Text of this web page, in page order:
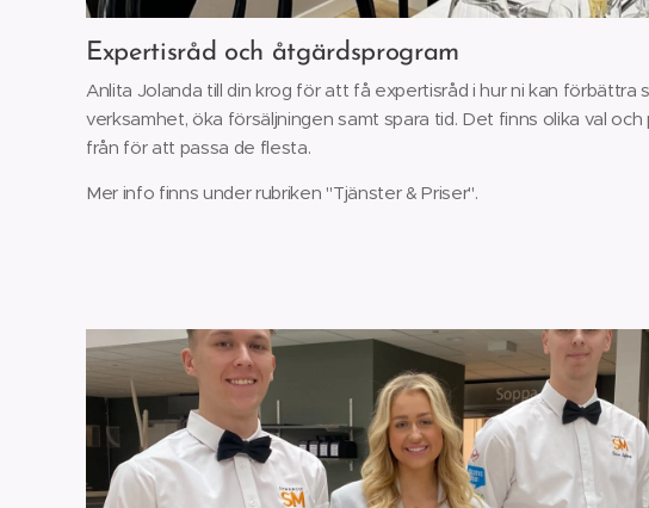
Expertisråd och åtgärdsprogram
Anlita Jolanda till din krog för att få expertisråd i hur ni kan förbättra
verksamhet, öka försäljningen samt spara tid. Det finns olika val
från för att passa de flesta.
Mer info finns under rubriken "Tjänster & Priser".